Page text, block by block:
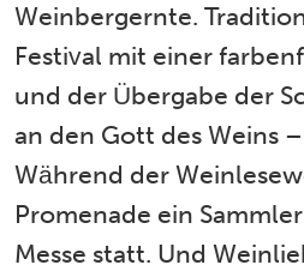
Weinbergernte.
Festival mit einer
und der Übergabe der
an den Gott des Weins
Während der
Promenade ein
Messe statt. Und